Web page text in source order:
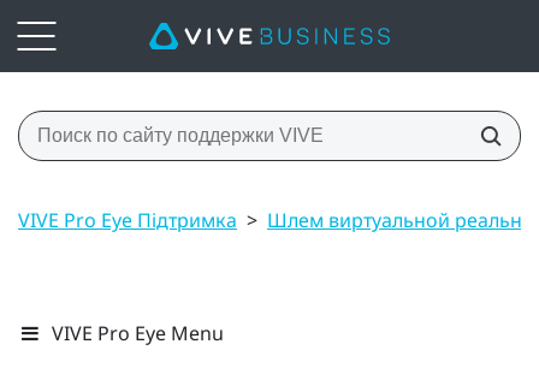
VIVE Pro Eye Підтримка > Шлем виртуальной
VIVE Pro Eye Menu